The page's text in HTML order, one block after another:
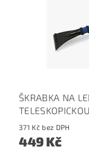
ŠKRABKA NA
371 Kč bez DPH
449 Kč